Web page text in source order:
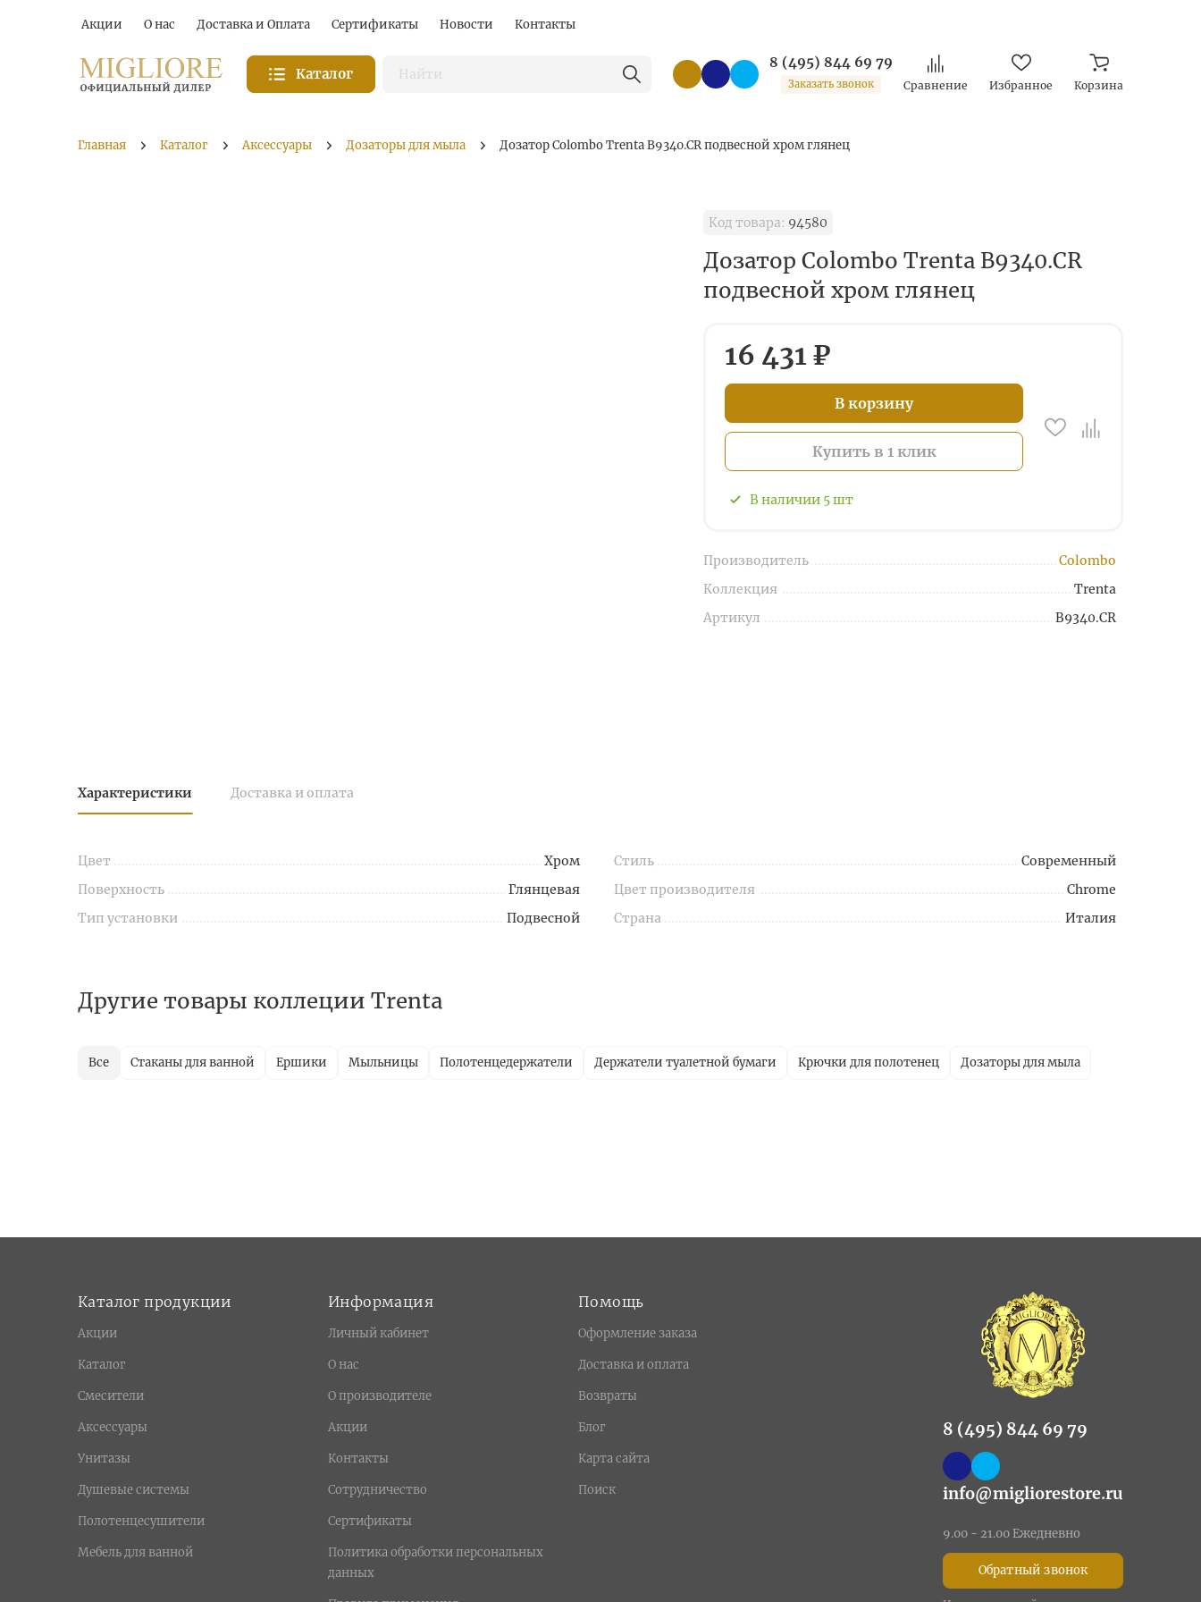
Акции О нас Доставка и Оплата Сертификаты Новости Контакты
Каталог
8 (495) 844 69 79
Заказать звонок Сравнение Избранное Корзина
Главная Каталог Аксессуары Дозаторы для мыла Дозатор Colombo Trenta B9340.CR подвесной хром глянец
Код товара: 94580
Дозатор Colombo Trenta B9340.CR
подвесной хром глянец
16 431 ₽
В корзину
Купить в 1 клик
В наличии 5шт
Производитель
Colombo
Коллекция
Trenta
Артикул
B9340.CR
Характеристики Доставка и оплата
Цвет
Хром
Поверхность
Глянцевая
Тип установки
Подвесной
Стиль
Современный
Цвет производителя
Chrome
Страна
Италия
Другие товары коллеции Trenta
Все Стаканы для ванной Ершики Мыльницы Полотенцедержатели Держатели туалетной бумаги Крючки для полотенец Дозаторы для мыла
Каталог продукции
Акции
Каталог
Смесители
Аксессуары
Унитазы
Душевые системы
Полотенцесушители
Мебель для ванной
Информация
Личный кабинет
О нас
О производителе
Акции
Контакты
Сотрудничество
Сертификаты
Политика обработки персональных
данных
Помощь
Оформление заказа
Доставка и оплата
Возвраты
Блог
Карта сайта
Поиск
8 (495) 844 69 79
info@migliorestore.ru
9.00 - 21.00 Ежедневно
Обратный звонок